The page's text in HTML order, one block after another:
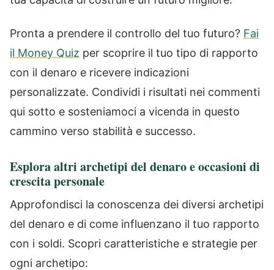
Pronta a prendere il controllo del tuo futuro? Fai
il Money Quiz per scoprire il tuo tipo di rapporto
con il denaro e ricevere indicazioni
personalizzate. Condividi i risultati nei commenti
qui sotto e sosteniamoci a vicenda in questo
cammino verso stabilità e successo.
Esplora altri archetipi del denaro e occasioni di
crescita personale
Approfondisci la conoscenza dei diversi archetipi
del denaro e di come influenzano il tuo rapporto
con i soldi. Scopri caratteristiche e strategie per
ogni archetipo: